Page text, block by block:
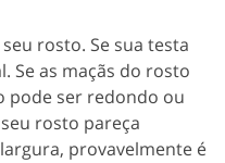
rosto. Se sua testa
Se as maçãs do rosto
pode ser redondo ou
rosto pareça
provavelmente é